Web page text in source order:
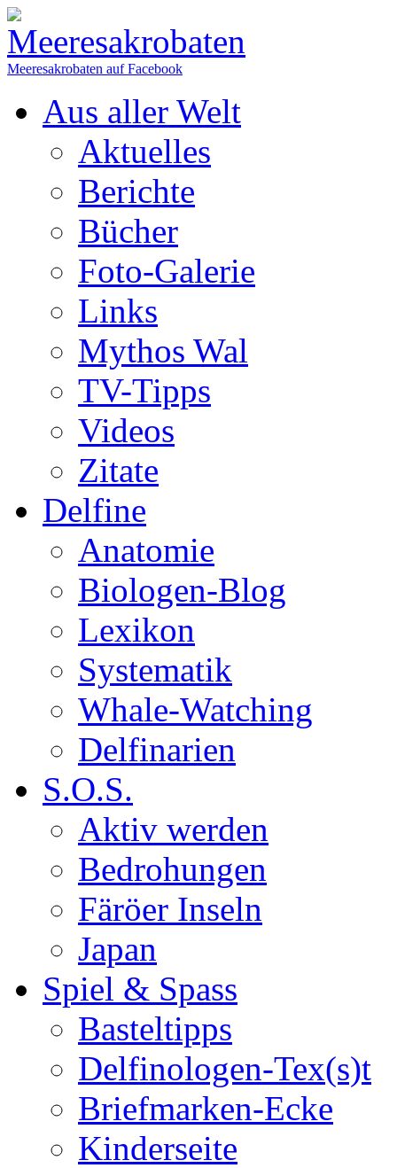
Meeresakrobaten auf Facebook
Aus aller Welt
Aktuelles
Berichte
Bücher
Foto-Galerie
Links
Mythos Wal
TV-Tipps
Videos
Zitate
Delfine
Anatomie
Biologen-Blog
Lexikon
Systematik
Whale-Watching
Delfinarien
S.O.S.
Aktiv werden
Bedrohungen
Färöer Inseln
Japan
Spiel & Spass
Basteltipps
Delfinologen-Tex(s)t
Briefmarken-Ecke
Kinderseite